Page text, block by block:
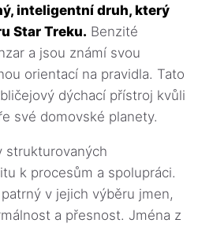
inteligentní druh, který
Star Treku. Benzité
a jsou známí svou
orientací na pravidla. Tato
dýchací přístroj kvůli
své domovské planety.
strukturovaných
k procesům a spolupráci.
v jejich výběru jmen,
a přesnost. Jména z